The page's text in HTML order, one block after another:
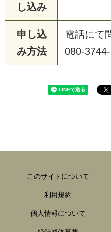
し込み
申し込
み方法
電話にて
080-3744-
このサイトについて
利用規約
個人情報について